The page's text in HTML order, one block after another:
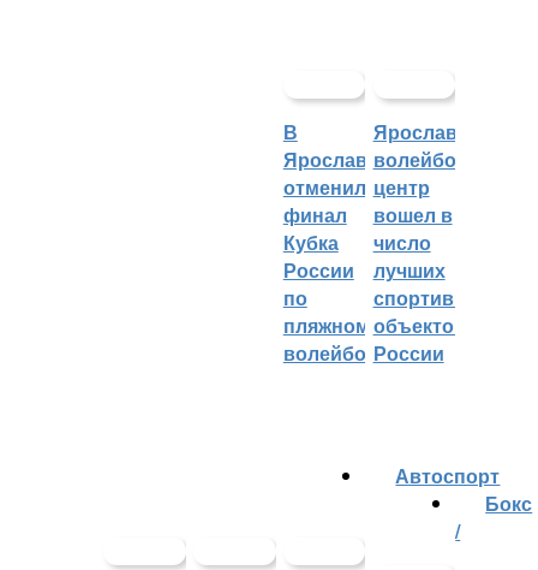
В
Ярославле
отменили
финал
Кубка
России
по
пляжному
волейболу
Ярославский
волейбольный
центр
вошел в
число
лучших
спортивных
объектов
России
Автоспорт
Бокс
/